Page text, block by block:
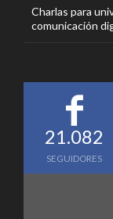
Charlas para
comunicación
21.082
SEGUIDORES